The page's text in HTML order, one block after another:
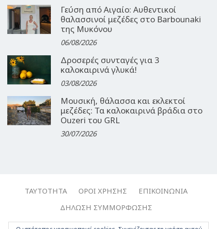
Γεύση από Αιγαίο: Αυθεντικοί
θαλασσινοί μεζέδες στο Barbounaki
της Μυκόνου
06/08/2026
Δροσερές συνταγές για 3
καλοκαιρινά γλυκά!
03/08/2026
Μουσική, θάλασσα και εκλεκτοί
μεζέδες: Τα καλοκαιρινά βράδια στο
Ouzeri του GRL
30/07/2026
ΤΑΥΤΌΤΗΤΑ ΌΡΟΙ ΧΡΉΣΗΣ
ΕΠΙΚΟΙΝΩΝΊΑ
ΔΉΛΩΣΗ ΣΥΜΜΌΡΦΩΣΗΣ